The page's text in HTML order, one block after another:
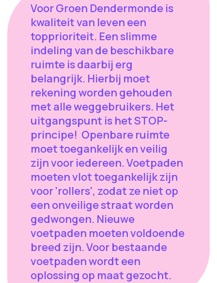
Voor Groen Dendermonde is
kwaliteit van leven een
topprioriteit. Een slimme
indeling van de beschikbare
ruimte is daarbij erg
belangrijk. Hierbij moet
rekening worden gehouden
met alle weggebruikers. Het
uitgangspunt is het STOP-
principe! Openbare ruimte
moet toegankelijk en veilig
zijn voor iedereen. Voetpaden
moeten vlot toegankelijk zijn
voor 'rollers', zodat ze niet op
een onveilige straat worden
gedwongen. Nieuwe
voetpaden moeten voldoende
breed zijn. Voor bestaande
voetpaden wordt een
oplossing op maat gezocht.